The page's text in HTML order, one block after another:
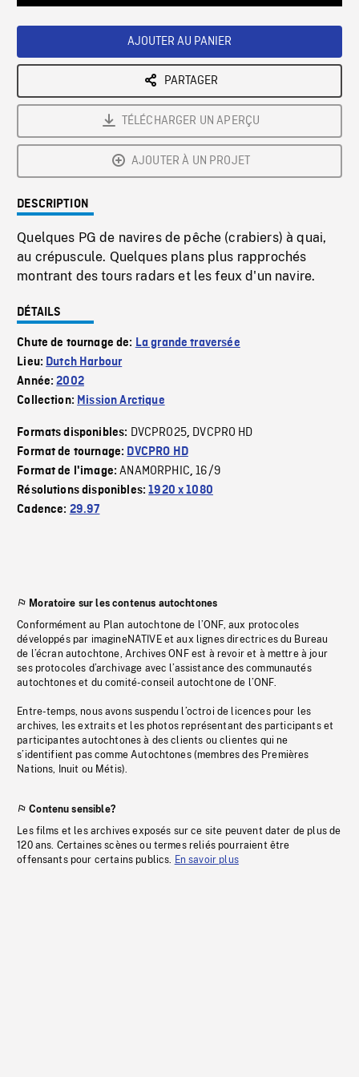
AJOUTER AU PANIER
PARTAGER
TÉLÉCHARGER UN APERÇU
AJOUTER À UN PROJET
DESCRIPTION
Quelques PG de navires de pêche (crabiers) à quai,
au crépuscule. Quelques plans plus rapprochés
montrant des tours radars et les feux d'un navire.
DÉTAILS
Chute de tournage de: La grande traversée
Lieu: Dutch Harbour
Année:2002
Collection: Mission Arctique
Formats disponibles: DVCPRO25, DVCPRO HD
Format de tournage: DVCPRO HD
Format de l'image:ANAMORPHIC,16/9
Résolutions disponibles:1920 x 1080
Cadence: 29.97
Moratoire sur les contenus autochtones
Conformément au Plan autochtone de l’ONF, aux protocoles
développés par imagineNATIVE et aux lignes directrices du Bureau
de l’écran autochtone, Archives ONF est à revoir et à mettre à jour
ses protocoles d’archivage avec l’assistance des communautés
autochtones et du comité-conseil autochtone de l’ONF.
Entre-temps, nous avons suspendu l’octroi de licences pour les
archives, les extraits et les photos représentant des participants et
participantes autochtones à des clients ou clientes qui ne
s’identifient pas comme Autochtones (membres des Premières
Nations, Inuit ou Métis).
Contenu sensible?
Les films et les archives exposés sur ce site peuvent dater de plus de
120 ans. Certaines scènes ou termes reliés pourraient être
offensants pour certains publics. En savoir plus